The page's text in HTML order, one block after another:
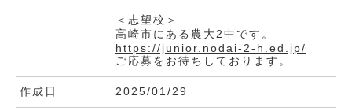
＜志望校＞
高崎市にある農大2中です。
https://junior.nodai-2-h.ed.jp/
ご応募をお待ちしております。
作成日 2025/01/29